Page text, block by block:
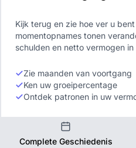
Kijk terug en zie hoe ver u
momentopnames tonen
schulden en netto vermogen
Zie maanden van voortgang
Ken uw groeipercentage
Ontdek patronen in uw
Complete Geschiedenis